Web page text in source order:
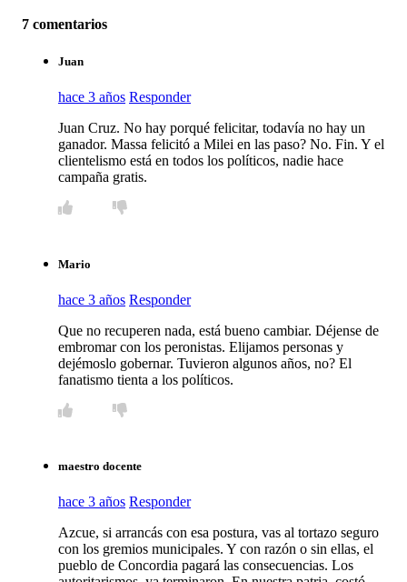
7 comentarios
Juan
hace 3 años Responder
Juan Cruz. No hay porqué felicitar, todavía no hay un
ganador. Massa felicitó a Milei en las paso? No. Fin. Y el
clientelismo está en todos los políticos, nadie hace
campaña gratis.
Mario
hace 3 años Responder
Que no recuperen nada, está bueno cambiar. Déjense de
embromar con los peronistas. Elijamos personas y
dejémoslo gobernar. Tuvieron algunos años, no? El
fanatismo tienta a los políticos.
maestro docente
hace 3 años Responder
Azcue, si arrancás con esa postura, vas al tortazo seguro
con los gremios municipales. Y con razón o sin ellas, el
pueblo de Concordia pagará las consecuencias. Los